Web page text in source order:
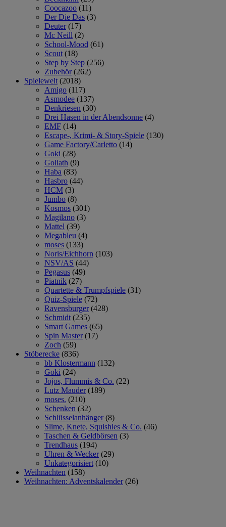
Coocazoo (11)
Der Die Das (3)
Deuter (17)
Mc Neill (2)
School-Mood (61)
Scout (18)
Step by Step (256)
Zubehör (262)
Spielewelt (2018)
Amigo (117)
Asmodee (137)
Denkriesen (30)
Drei Hasen in der Abendsonne (4)
EMF (14)
Escape-, Krimi- & Story-Spiele (130)
Game Factory/Carletto (14)
Goki (28)
Goliath (9)
Haba (83)
Hasbro (44)
HCM (3)
Jumbo (8)
Kosmos (301)
Magilano (3)
Mattel (39)
Megableu (4)
moses (133)
Noris/Eichhorn (103)
NSV/AS (44)
Pegasus (49)
Piatnik (27)
Quartette & Trumpfspiele (31)
Quiz-Spiele (72)
Ravensburger (428)
Schmidt (235)
Smart Games (65)
Spin Master (17)
Zoch (59)
Stöberecke (836)
bb Klostermann (132)
Goki (24)
Jojos, Flummis & Co. (22)
Lutz Mauder (189)
moses. (210)
Schenken (32)
Schlüsselanhänger (8)
Slime, Knete, Squishies & Co. (46)
Taschen & Geldbörsen (3)
Trendhaus (194)
Uhren & Wecker (29)
Unkategorisiert (10)
Weihnachten (158)
Weihnachten: Adventskalender (26)